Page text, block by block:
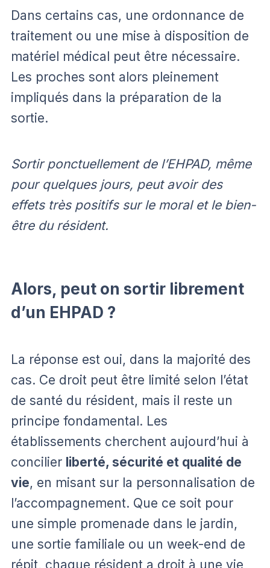
Dans certains cas, une ordonnance de
traitement ou une mise à disposition de
matériel médical peut être nécessaire.
Les proches sont alors pleinement
impliqués dans la préparation de la
sortie.
Sortir ponctuellement de l’EHPAD, même
pour quelques jours, peut avoir des
effets très positifs sur le moral et le bien-
être du résident.
Alors, peut on sortir librement
d’un EHPAD ?
La réponse est oui, dans la majorité des
cas. Ce droit peut être limité selon l’état
de santé du résident, mais il reste un
principe fondamental. Les
établissements cherchent aujourd’hui à
concilier liberté, sécurité et qualité de
vie, en misant sur la personnalisation de
l’accompagnement. Que ce soit pour
une simple promenade dans le jardin,
une sortie familiale ou un week-end de
répit, chaque résident a droit à une vie